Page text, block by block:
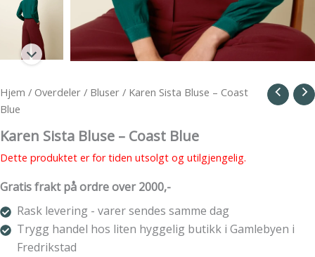
Hjem / Overdeler / Bluser / Karen Sista Bluse – Coast
Blue
Karen Sista Bluse – Coast Blue
Dette produktet er for tiden utsolgt og utilgjengelig.
Gratis frakt på ordre over 2000,-
Rask levering - varer sendes samme dag
Trygg handel hos liten hyggelig butikk i Gamlebyen i
Fredrikstad